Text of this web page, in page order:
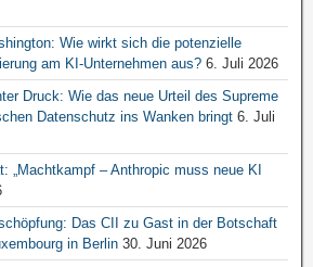
Wie wirkt sich die potenzielle
am KI-Unternehmen aus? 6. Juli 2026
Druck: Wie das neue Urteil des Supreme
Datenschutz ins Wanken bringt 6. Juli
„Machtkampf – Anthropic muss neue KI
Das CII zu Gast in der Botschaft
in Berlin 30. Juni 2026